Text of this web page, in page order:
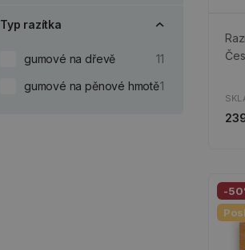
Typ razítka
gumové na dřevě
11
gumové na pěnové hmotě1
-